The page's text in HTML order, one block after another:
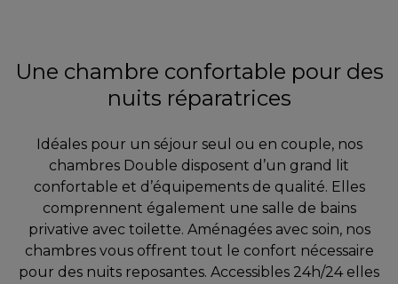
Une chambre confortable pour des
nuits réparatrices
Idéales pour un séjour seul ou en couple, nos
chambres Double disposent d’un grand lit
confortable et d’équipements de qualité. Elles
comprennent également une salle de bains
privative avec toilette. Aménagées avec soin, nos
chambres vous offrent tout le confort nécessaire
pour des nuits reposantes. Accessibles 24h/24 elles